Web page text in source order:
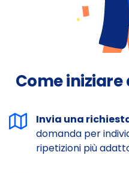
Come iniziare
Invia una
domanda per
ripetizioni più